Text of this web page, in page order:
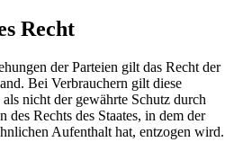
Recht
der Parteien gilt das Recht der
Bei Verbrauchern gilt diese
nicht der gewährte Schutz durch
des Rechts des Staates, in dem der
Aufenthalt hat, entzogen wird.